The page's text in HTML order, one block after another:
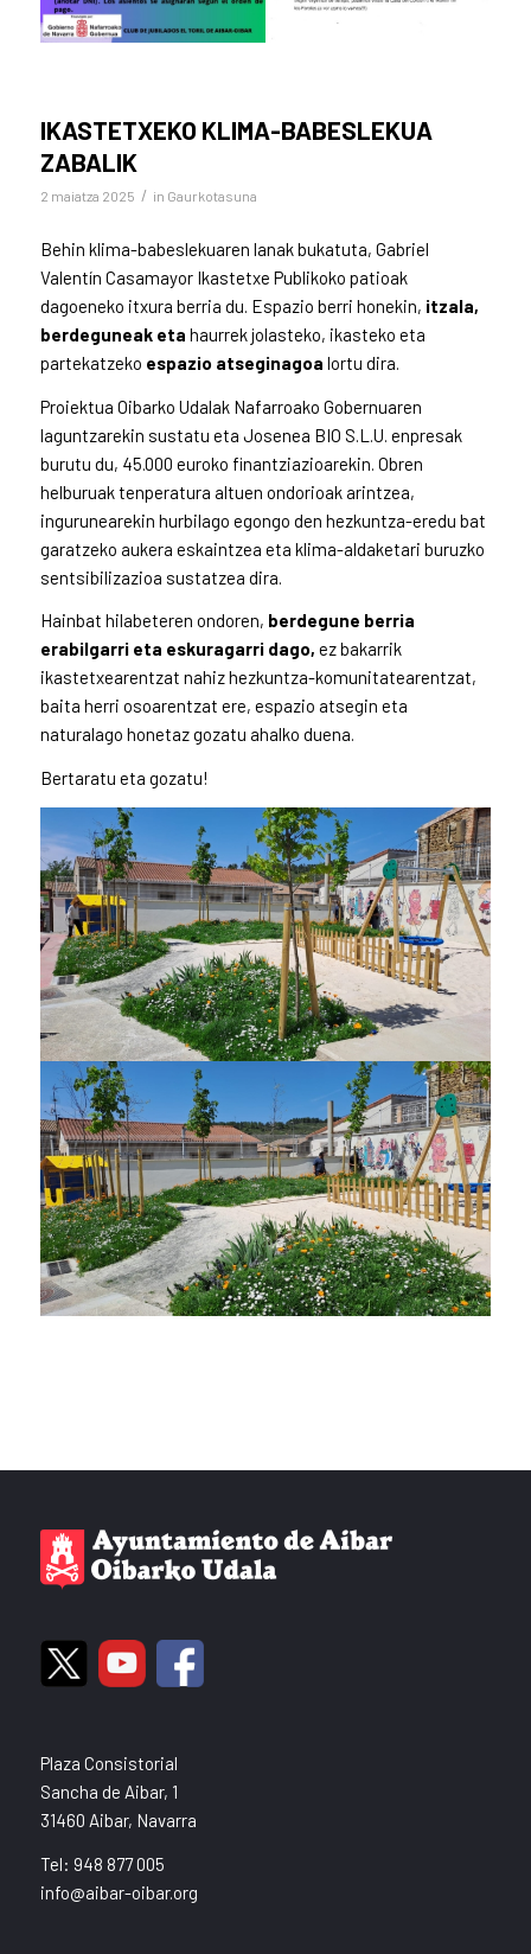
IKASTETXEKO KLIMA-BABESLEKUA
ZABALIK
2 maiatza 2025 / in Gaurkotasuna
Behin klima-babeslekuaren lanak bukatuta, Gabriel
Valentín Casamayor Ikastetxe Publikoko patioak
dagoeneko itxura berria du. Espazio berri honekin, itzala,
berdeguneak eta haurrek jolasteko, ikasteko eta
partekatzeko espazio atseginagoa lortu dira.
Proiektua Oibarko Udalak Nafarroako Gobernuaren
laguntzarekin sustatu eta Josenea BIO S.L.U. enpresak
burutu du, 45.000 euroko finantziazioarekin. Obren
helburuak tenperatura altuen ondorioak arintzea,
ingurunearekin hurbilago egongo den hezkuntza-eredu bat
garatzeko aukera eskaintzea eta klima-aldaketari buruzko
sentsibilizazioa sustatzea dira.
Hainbat hilabeteren ondoren, berdegune berria
erabilgarri eta eskuragarri dago, ez bakarrik
ikastetxearentzat nahiz hezkuntza-komunitatearentzat,
baita herri osoarentzat ere, espazio atsegin eta
naturalago honetaz gozatu ahalko duena.
Bertaratu eta gozatu!
Plaza Consistorial
Sancha de Aibar, 1
31460 Aibar, Navarra
Tel: 948 877 005
info@aibar-oibar.org